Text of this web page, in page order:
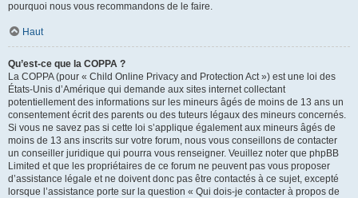
pourquoi nous vous recommandons de le faire.
Haut
Qu’est-ce que la COPPA ?
La COPPA (pour « Child Online Privacy and Protection Act ») est une loi des
États-Unis d’Amérique qui demande aux sites internet collectant
potentiellement des informations sur les mineurs âgés de moins de 13 ans un
consentement écrit des parents ou des tuteurs légaux des mineurs concernés.
Si vous ne savez pas si cette loi s’applique également aux mineurs âgés de
moins de 13 ans inscrits sur votre forum, nous vous conseillons de contacter
un conseiller juridique qui pourra vous renseigner. Veuillez noter que phpBB
Limited et que les propriétaires de ce forum ne peuvent pas vous proposer
d’assistance légale et ne doivent donc pas être contactés à ce sujet, excepté
lorsque l’assistance porte sur la question « Qui dois-je contacter à propos de